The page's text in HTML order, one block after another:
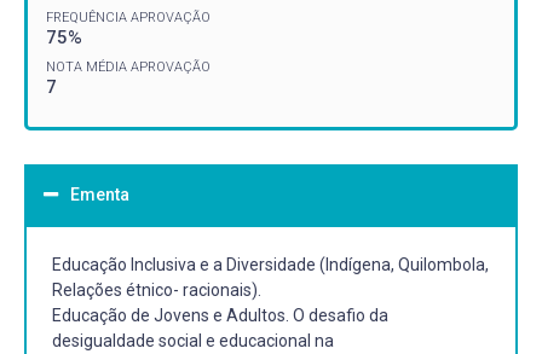
FREQUÊNCIA APROVAÇÃO
75%
NOTA MÉDIA APROVAÇÃO
7
Ementa
Educação Inclusiva e a Diversidade (Indígena, Quilombola,
Relações étnico- racionais).
Educação de Jovens e Adultos. O desafio da
desigualdade social e educacional na